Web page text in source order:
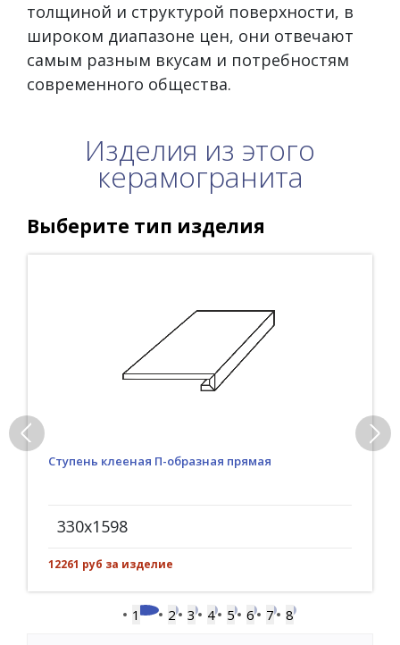
толщиной и структурой поверхности, в
широком диапазоне цен, они отвечают
самым разным вкусам и потребностям
современного общества.
Изделия из этого
керамогранита
Выберите тип изделия
Ступень клееная П-образная прямая
330x1598
12261 руб за изделие
1 2 3 4 5 6 7 8